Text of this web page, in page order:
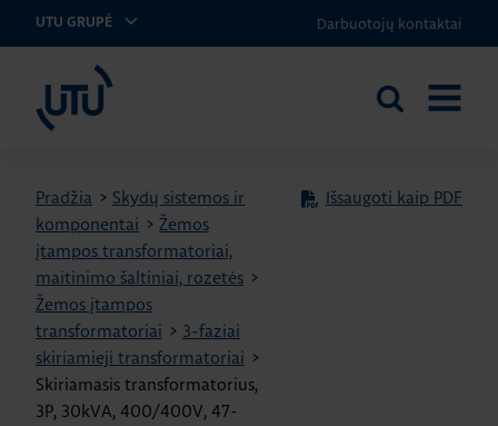
UTU GRUPĖ Darbuotojų kontaktai
UTU Lithuania
Ieškoti
Pradžia > Skydų sistemos ir
komponentai > Žemos
įtampos transformatoriai,
maitinimo šaltiniai, rozetės >
Žemos įtampos
transformatoriai > 3-faziai
skiriamieji transformatoriai >
Skiriamasis transformatorius,
3P, 30kVA, 400/400V, 47-
Išsaugoti kaip PDF